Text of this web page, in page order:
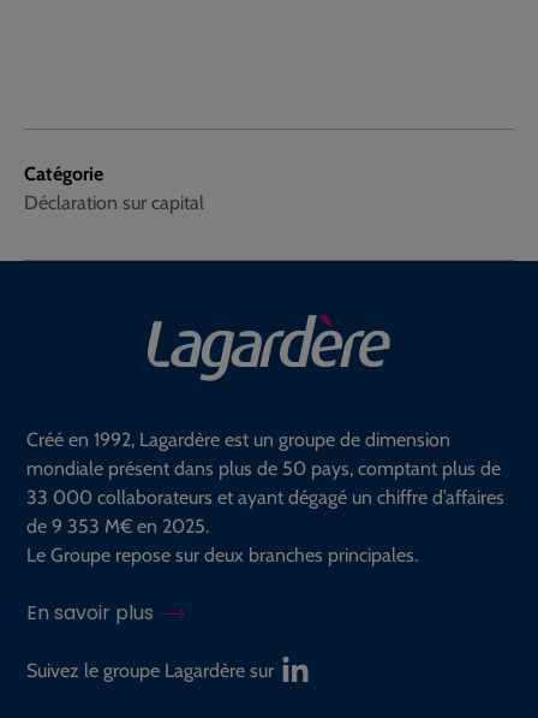
Catégorie
Déclaration sur capital
Créé en 1992, Lagardère est un groupe de dimension
mondiale présent dans plus de 50 pays, comptant plus de
33 000 collaborateurs et ayant dégagé un chiffre d’affaires
de 9 353 M€ en 2025.
Le Groupe repose sur deux branches principales.
En savoir plus
Suivez le groupe Lagardère sur